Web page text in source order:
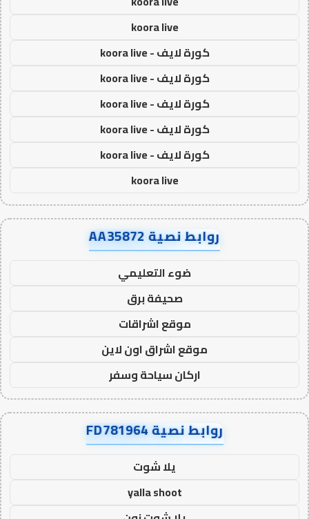
koora live
كورة لايف - koora live
كورة لايف - koora live
كورة لايف - koora live
كورة لايف - koora live
كورة لايف - koora live
koora live
روابط نصية AA35872
ضوء التعليمي
صحيفة برق
موقع اشراقات
موقع اشراق اون لاين
اركان سياحة وسفر
روابط نصية FD781964
يلا شوت
yalla shoot